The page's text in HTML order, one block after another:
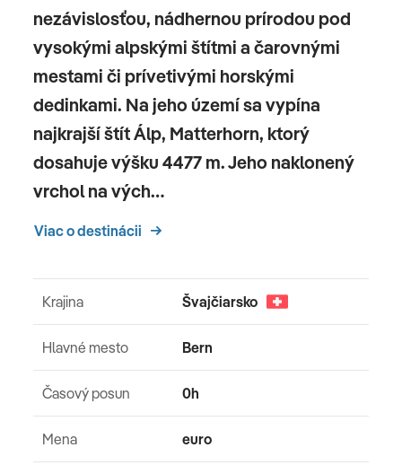
nezávislosťou, nádhernou prírodou pod
vysokými alpskými štítmi a čarovnými
mestami či prívetivými horskými
dedinkami. Na jeho území sa vypína
najkrajší štít Álp, Matterhorn, ktorý
dosahuje výšku 4477 m. Jeho naklonený
vrchol na vých…
Viac o destinácii
Krajina Švajčiarsko
Hlavné mesto Bern
Časový posun 0h
Mena euro